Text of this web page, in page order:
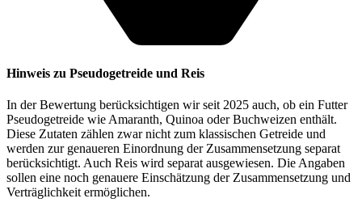
Hinweis zu Pseudogetreide und Reis
In der Bewertung berücksichtigen wir seit 2025 auch, ob ein Futter
Pseudogetreide wie Amaranth, Quinoa oder Buchweizen enthält.
Diese Zutaten zählen zwar nicht zum klassischen Getreide und
werden zur genaueren Einordnung der Zusammensetzung separat
berücksichtigt. Auch Reis wird separat ausgewiesen. Die Angaben
sollen eine noch genauere Einschätzung der Zusammensetzung und
Verträglichkeit ermöglichen.